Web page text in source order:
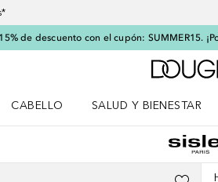
de descuento con el cupón: SUMMER15.
CABELLO
SALUD Y BIENESTAR